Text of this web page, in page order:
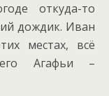
откуда-то
дождик. Иван
местах, всё
Агафьи –